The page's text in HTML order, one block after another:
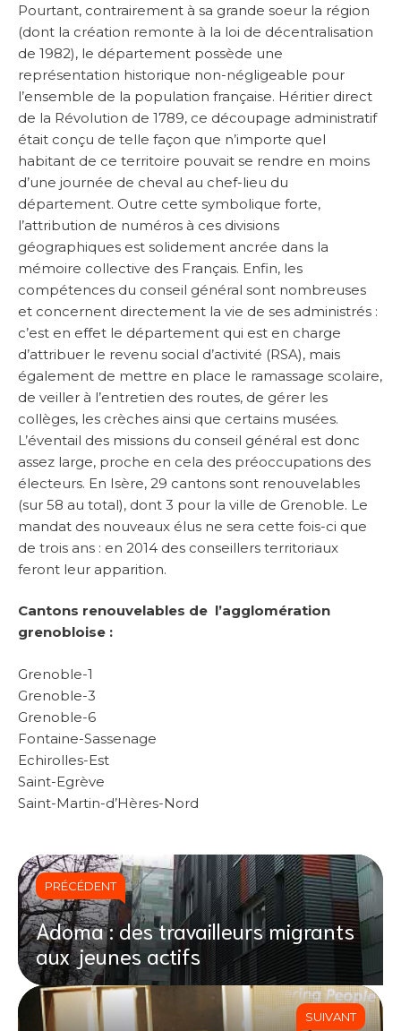
Pourtant, contrairement à sa grande soeur la région
(dont la création remonte à la loi de décentralisation
de 1982), le département possède une
représentation historique non-négligeable pour
l’ensemble de la population française. Héritier direct
de la Révolution de 1789, ce découpage administratif
était conçu de telle façon que n’importe quel
habitant de ce territoire pouvait se rendre en moins
d’une journée de cheval au chef-lieu du
département. Outre cette symbolique forte,
l’attribution de numéros à ces divisions
géographiques est solidement ancrée dans la
mémoire collective des Français. Enfin, les
compétences du conseil général sont nombreuses
et concernent directement la vie de ses administrés :
c’est en effet le département qui est en charge
d’attribuer le revenu social d’activité (RSA), mais
également de mettre en place le ramassage scolaire,
de veiller à l’entretien des routes, de gérer les
collèges, les crèches ainsi que certains musées.
L’éventail des missions du conseil général est donc
assez large, proche en cela des préoccupations des
électeurs. En Isère, 29 cantons sont renouvelables
(sur 58 au total), dont 3 pour la ville de Grenoble. Le
mandat des nouveaux élus ne sera cette fois-ci que
de trois ans : en 2014 des conseillers territoriaux
feront leur apparition.
Cantons renouvelables de l’agglomération
grenobloise :
Grenoble-1
Grenoble-3
Grenoble-6
Fontaine-Sassenage
Echirolles-Est
Saint-Egrève
Saint-Martin-d’Hères-Nord
PRÉCÉDENT
Adoma : des travailleurs migrants
aux jeunes actifs
SUIVANT